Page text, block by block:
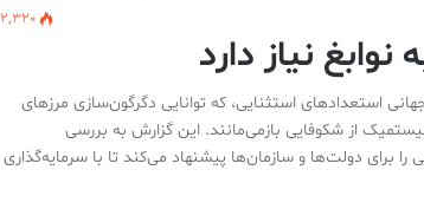
2,320
نیاز دارد
استعدادهای استثنایی، که توانایی دگرگون‌سازی مرزهای
از شکوفایی بازمی‌مانند. این گزارش به بررسی
برای دولت‌ها و سازمان‌ها پیشنهاد می‌کند تا با سرمایه‌گذاری